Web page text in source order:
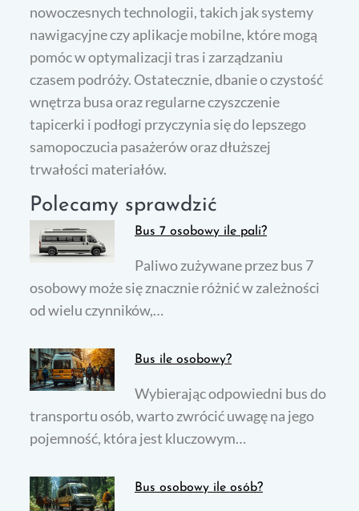
nowoczesnych technologii, takich jak systemy
nawigacyjne czy aplikacje mobilne, które mogą
pomóc w optymalizacji tras i zarządzaniu
czasem podróży. Ostatecznie, dbanie o czystość
wnętrza busa oraz regularne czyszczenie
tapicerki i podłogi przyczynia się do lepszego
samopoczucia pasażerów oraz dłuższej
trwałości materiałów.
Polecamy sprawdzić
Bus 7 osobowy ile pali?
Paliwo zużywane przez bus 7
osobowy może się znacznie różnić w zależności
od wielu czynników,…
Bus ile osobowy?
Wybierając odpowiedni bus do
transportu osób, warto zwrócić uwagę na jego
pojemność, która jest kluczowym…
Bus osobowy ile osób?